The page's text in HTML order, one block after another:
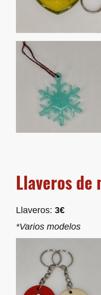
Llaveros de
Llaveros: 3€
*Varios modelos